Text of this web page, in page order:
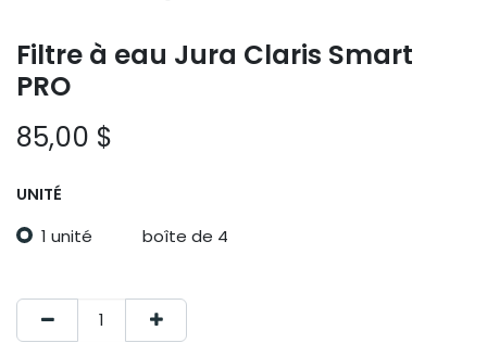
Filtre à eau Jura Claris Smart
PRO
85,00 $
UNITÉ
1 unité boîte de 4